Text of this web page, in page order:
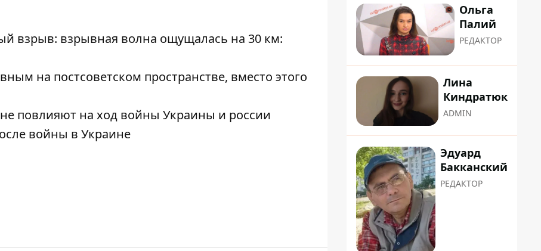
взрыв: взрывная волна ощущалась на 30 км:
на постсоветском пространстве, вместо этого
повлияют на ход войны Украины и россии
войны в Украине
Ольга
Палий
РЕДАКТОР
Лина
Киндратюк
ADMIN
Эдуард
Бакканский
РЕДАКТОР